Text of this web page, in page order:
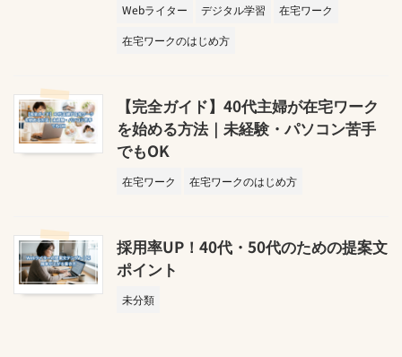
Webライター デジタル学習
在宅ワーク
在宅ワークのはじめ方
【完全ガイド】40代主婦が在宅ワーク
を始める方法｜未経験・パソコン苦手
でもOK
在宅ワーク 在宅ワークのはじめ方
採用率UP！40代・50代のための提案文
ポイント
未分類